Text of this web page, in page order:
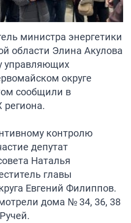
министра энергетики
области Элина Акулова
управляющих
округе
сообщили в
контролю
депутат
Наталья
главы
Евгений Филиппов.
дома № 34, 36, 38